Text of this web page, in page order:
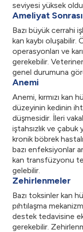
seviyesi yüksek
Ameliyat
Bazı büyük cerrahi
kan kaybı
operasyonları ve
gerekebilir.
genel durumuna
Anemi
Anemi, kırmızı kan
düzeyinin kedinin
düşmesidir. İleri
iştahsızlık ve
kronik böbrek
bazı enfeksiyonlar
kan transfüzyonu
gelebilir.
Zehirlenmeler
Bazı toksinler kan
pıhtılaşma
destek tedavisine
gerekebilir.